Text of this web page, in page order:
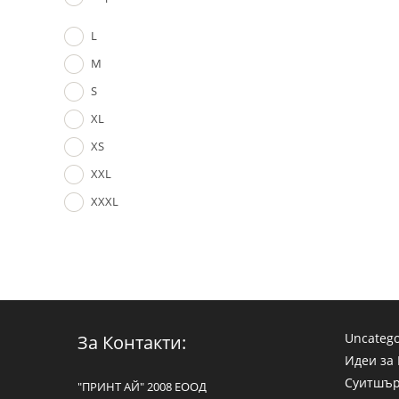
L
M
S
XL
XS
XXL
XXXL
За Контакти:
"ПРИНТ АЙ" 2008 ЕООД
Идеи за